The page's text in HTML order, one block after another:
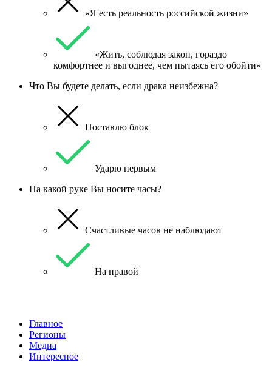
«Я есть реальность российской жизни»
«Жить, соблюдая закон, гораздо
комфортнее и выгоднее, чем пытаясь его обойти»
Что Вы будете делать, если драка неизбежна?
Поставлю блок
Ударю первым
На какой руке Вы носите часы?
Счастливые часов не наблюдают
На правой
Главное
Регионы
Медиа
Интересное